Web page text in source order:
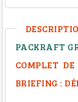
PACKRAFT
COMPLET
BRIEFING :